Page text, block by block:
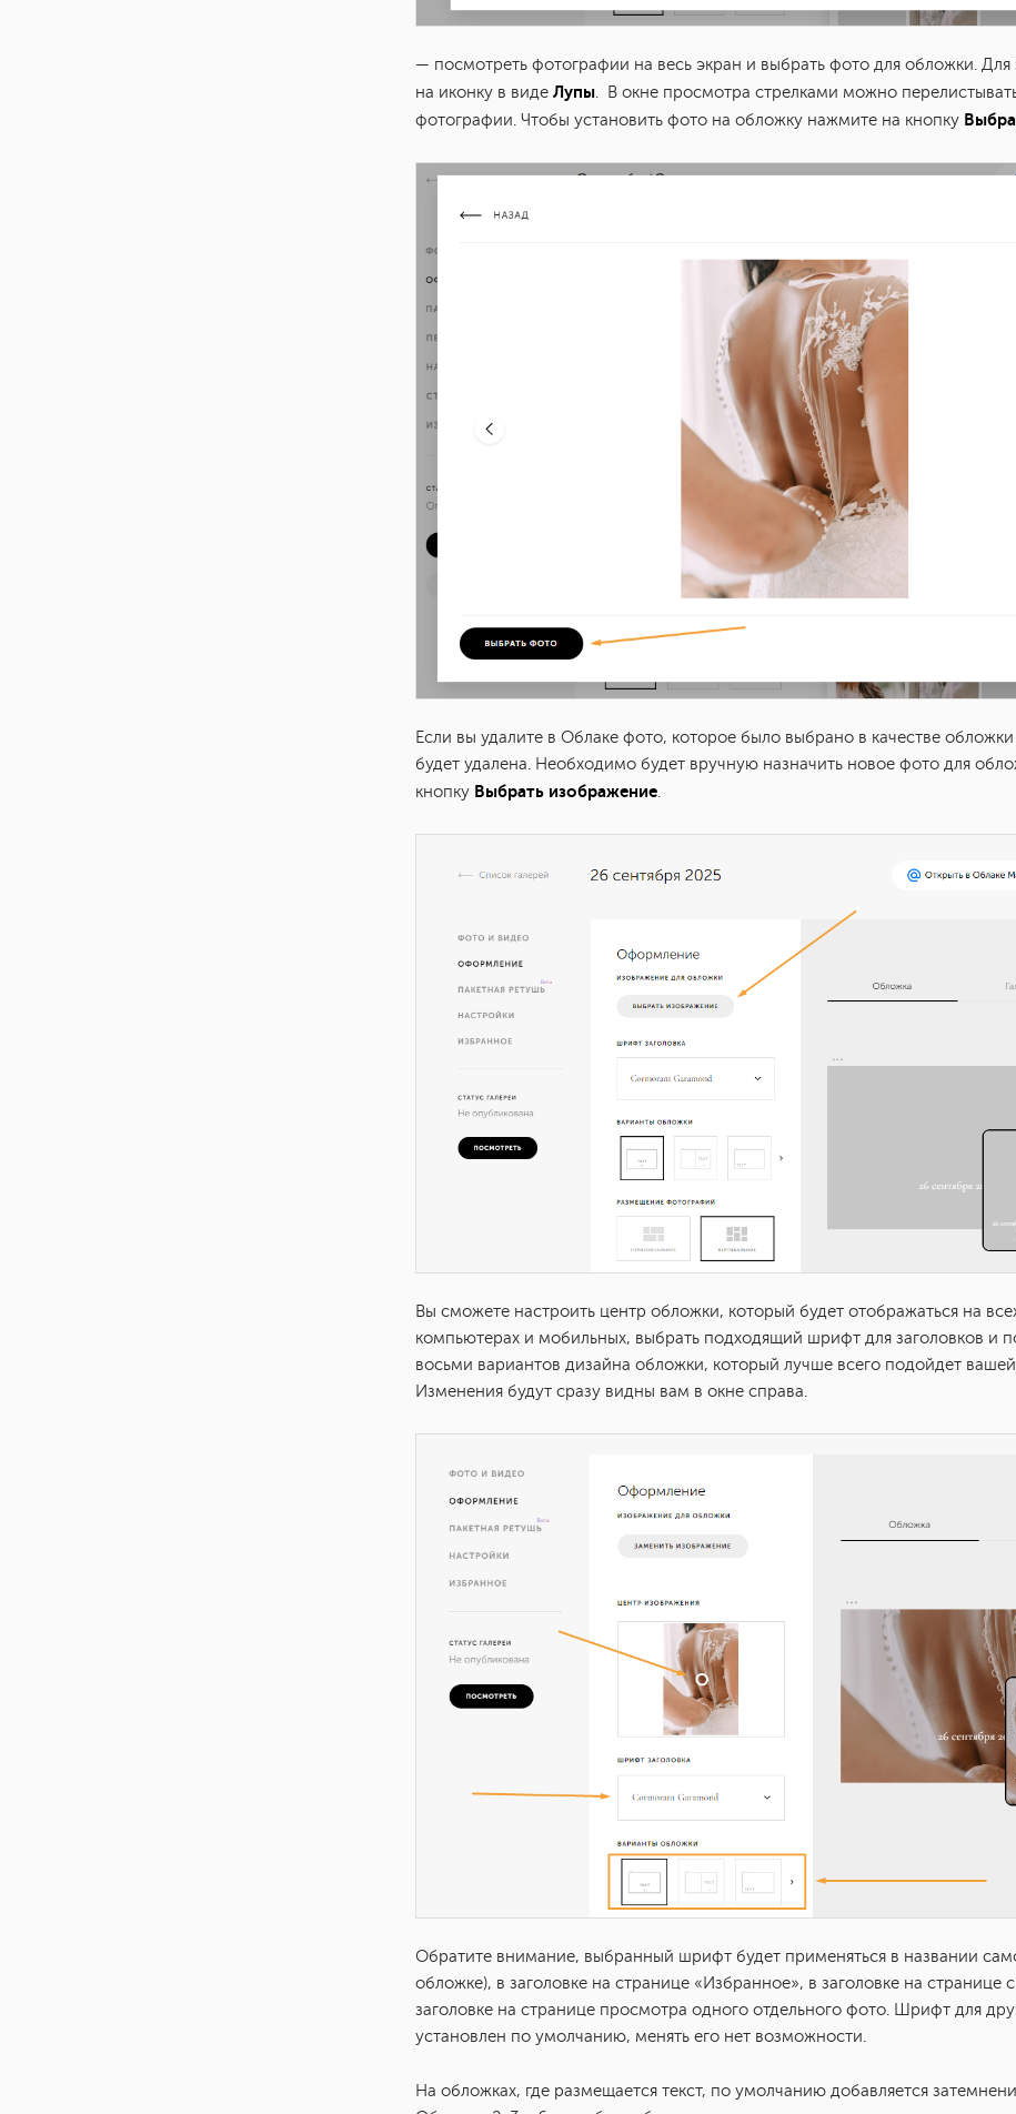
— посмотреть фотографии на весь экран и выбрать фото для обложки. Для
на иконку в виде Лупы. В окне просмотра стрелками можно
фотографии. Чтобы установить фото на обложку нажмите на кнопку
Если вы удалите в Облаке фото, которое было выбрано в качестве
будет удалена. Необходимо будет вручную назначить новое фото для
кнопку Выбрать изображение.
Вы сможете настроить центр обложки, который будет отображаться на
компьютерах и мобильных, выбрать подходящий шрифт для заголовков и
восьми вариантов дизайна обложки, который лучше всего подойдет вашей
Изменения будут сразу видны вам в окне справа.
Обратите внимание, выбранный шрифт будет применяться в названии
обложке), в заголовке на странице «Избранное», в заголовке на странице
заголовке на странице просмотра одного отдельного фото. Шрифт для
установлен по умолчанию, менять его нет возможности.
На обложках, где размещается текст, по умолчанию добавляется